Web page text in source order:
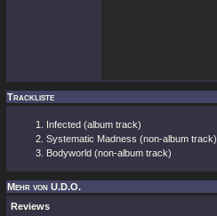
Trackliste
Infected (album track)
Systematic Madness (non-album track)
Bodyworld (non-album track)
Mehr von U.D.O.
Reviews